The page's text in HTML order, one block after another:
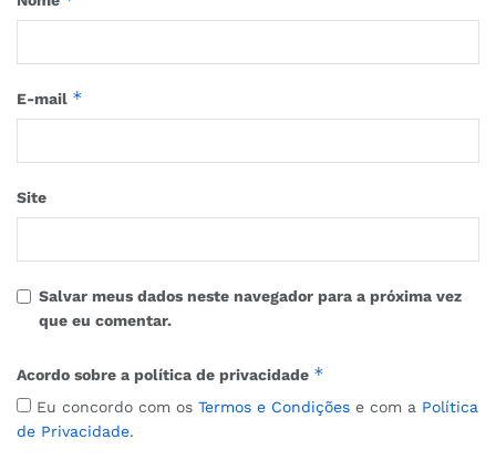
E-mail *
Site
Salvar meus dados neste navegador para a próxima vez
que eu comentar.
Acordo sobre a política de privacidade *
Eu concordo com os Termos e Condições e com a Política
de Privacidade.